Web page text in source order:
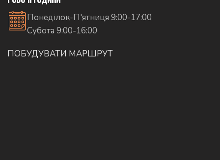
Понеділок-П'ятниця 9:00-17:00
Субота 9:00-16:00
ПОБУДУВАТИ МАРШРУТ